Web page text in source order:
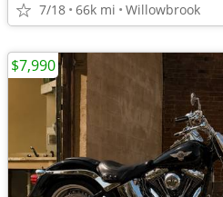
7/18 66k mi Willowbrook
$7,990